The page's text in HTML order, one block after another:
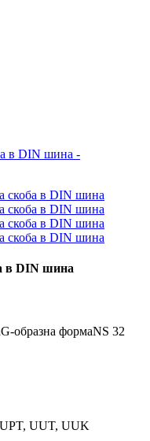
в DIN шина
G-образна формаNS 32
UPT, UUT, UUK